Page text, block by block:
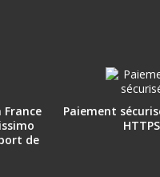
de
Paiement
HTTPS